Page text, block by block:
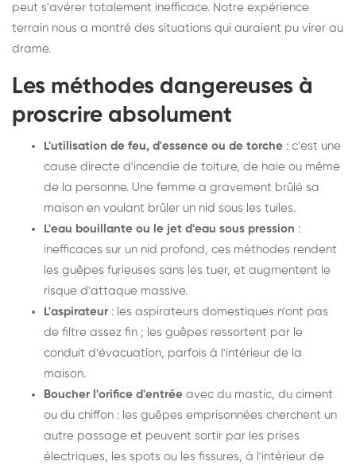
peut s'avérer totalement inefficace. Notre expérience
terrain nous a montré des situations qui auraient pu virer au
drame.
Les méthodes dangereuses à
proscrire absolument
L'utilisation de feu, d'essence ou de torche : c'est une
cause directe d'incendie de toiture, de haie ou même
de la personne. Une femme a gravement brûlé sa
maison en voulant brûler un nid sous les tuiles.
L'eau bouillante ou le jet d'eau sous pression :
inefficaces sur un nid profond, ces méthodes rendent
les guêpes furieuses sans les tuer, et augmentent le
risque d'attaque massive.
L'aspirateur : les aspirateurs domestiques n'ont pas
de filtre assez fin ; les guêpes ressortent par le
conduit d'évacuation, parfois à l'intérieur de la
maison.
Boucher l'orifice d'entrée avec du mastic, du ciment
ou du chiffon : les guêpes emprisonnées cherchent un
autre passage et peuvent sortir par les prises
électriques, les spots ou les fissures, à l'intérieur de